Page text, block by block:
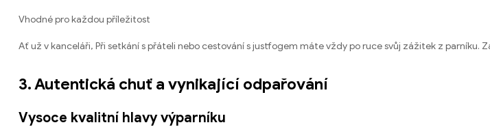
Vhodné pro každou příležitost
Ať už v kanceláři, Při setkání s přáteli nebo cestování s justfogem máte vždy po ruce svůj zážitek z
3. Autentická chuť a vynikající odpařování
Vysoce kvalitní hlavy výparníku